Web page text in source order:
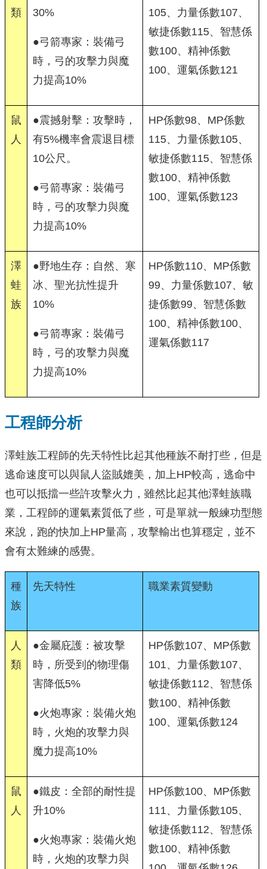
類
30%
●弓箭專家：裝備弓
時，弓的攻擊力與魔
力提高10%
105、力量係數107、
敏捷係數115、智慧係
數100、精神係數
100、運氣係數121
鼠
人
●震撼射擊：攻擊時，
有5%機率會震退目標
10公尺。
●弓箭專家：裝備弓
時，弓的攻擊力與魔
力提高10%
HP係數98、MP係數
115、力量係數105、
敏捷係數115、智慧係
數100、精神係數
100、運氣係數123
澤
蛙
族
●野地生存：自然、寒
冰、聖光抗性提升
10%
●弓箭專家：裝備弓
時，弓的攻擊力與魔
力提高10%
HP係數110、MP係數
99、力量係數107、敏
捷係數99、智慧係數
100、精神係數100、
運氣係數117
工程師分析
澤蛙族工程師的先天特性比起其他種族不耐打些，但是
逃命速度可以與鼠人盜賊媲美，加上HP較高，逃命中
也可以抵擋一些許攻擊火力，雖然比起其他澤蛙族職
業，工程師的運氣素質低了些，可是單就一般練功型態
來說，跑的快加上HP量高，攻擊輸出也算穩定，並不
會有太難練的感覺。
種
族
先天特性 職業素質變動
人
類
●金屬庇護：被攻擊
時，所受到的物理傷
害降低5%
●火炮專家：裝備火炮
時，火炮的攻擊力與
魔力提高10%
HP係數107、MP係數
101、力量係數107、
敏捷係數112、智慧係
數100、精神係數
100、運氣係數124
鼠
人
●鐵皮：全部的耐性提
升10%
●火炮專家：裝備火炮
時，火炮的攻擊力與
HP係數100、MP係數
111、力量係數105、
敏捷係數112、智慧係
數100、精神係數